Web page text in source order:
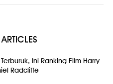
Ini Ranking Film Harry
Radcliffe